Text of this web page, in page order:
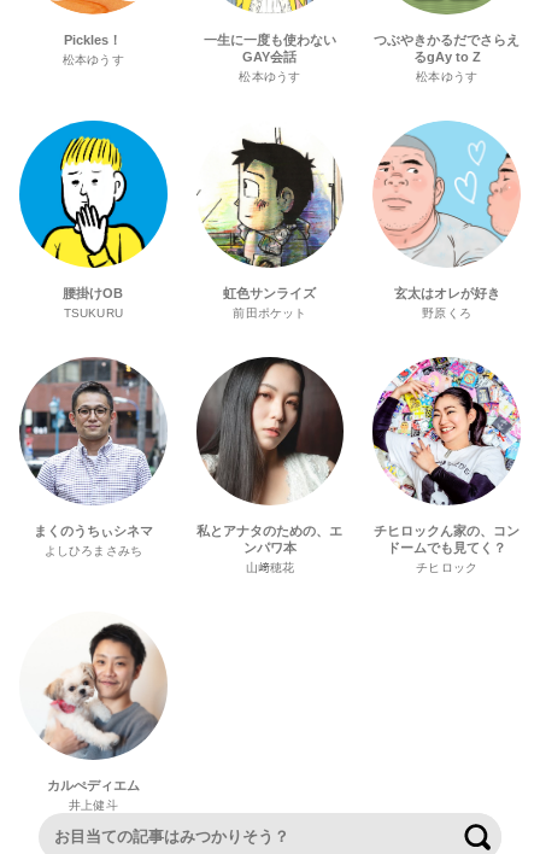
Pickles！
松本ゆうす
一生に一度も使わない
GAY会話
松本ゆうす
つぶやきかるだでさらえ
るgAy to Z
松本ゆうす
腰掛けOB
TSUKURU
虹色サンライズ
前田ポケット
玄太はオレが好き
野原くろ
まくのうちぃシネマ
よしひろまさみち
私とアナタのための、エ
ンパワ本
山﨑穂花
チヒロックん家の、コン
ドームでも見てく？
チヒロック
カルぺディエム
井上健斗